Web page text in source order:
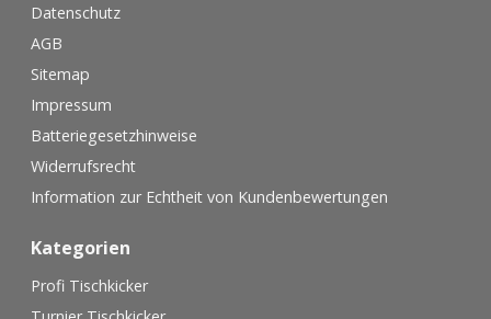
Datenschutz
AGB
Sitemap
Impressum
Batteriegesetzhinweise
Widerrufsrecht
Information zur Echtheit von Kundenbewertungen
Kategorien
Profi Tischkicker